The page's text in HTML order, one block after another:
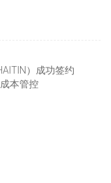
）成功签约
本管控